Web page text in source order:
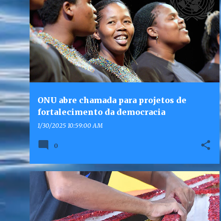
ONU abre chamada para projetos de
fortalecimento da democracia
1/30/2025 10:59:00 AM
0